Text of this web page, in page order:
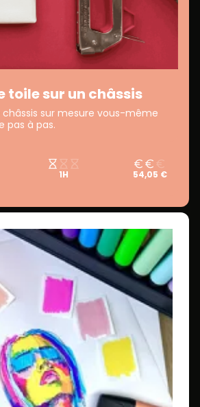
toile sur un châssis
châssis sur mesure vous-même
pas à pas.
1H 54,05 €